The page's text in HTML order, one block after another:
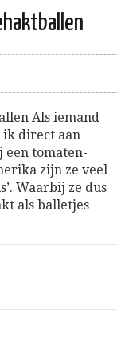
Als iemand
ik direct aan
een tomaten-
zijn ze veel
Waarbij ze dus
als balletjes